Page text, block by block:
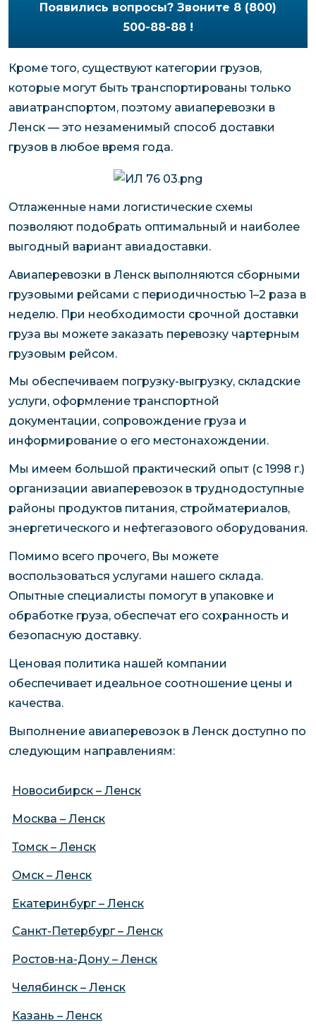
Появились вопросы? Звоните 8 (800)
500-88-88 !
Кроме того, существуют категории грузов,
которые могут быть транспортированы только
авиатранспортом, поэтому авиаперевозки в
Ленск — это незаменимый способ доставки
грузов в любое время года.
Отлаженные нами логистические схемы
позволяют подобрать оптимальный и наиболее
выгодный вариант авиадоставки.
Авиаперевозки в Ленск выполняются сборными
грузовыми рейсами с периодичностью 1–2 раза в
неделю. При необходимости срочной доставки
груза вы можете заказать перевозку чартерным
грузовым рейсом.
Мы обеспечиваем погрузку-выгрузку, складские
услуги, оформление транспортной
документации, сопровождение груза и
информирование о его местонахождении.
Мы имеем большой практический опыт (с 1998 г.)
организации авиаперевозок в труднодоступные
районы продуктов питания, стройматериалов,
энергетического и нефтегазового оборудования.
Помимо всего прочего, Вы можете
воспользоваться услугами нашего склада.
Опытные специалисты помогут в упаковке и
обработке груза, обеспечат его сохранность и
безопасную доставку.
Ценовая политика нашей компании
обеспечивает идеальное соотношение цены и
качества.
Выполнение авиаперевозок в Ленск доступно по
следующим направлениям:
Новосибирск – Ленск
Москва – Ленск
Томск – Ленск
Омск – Ленск
Екатеринбург – Ленск
Санкт-Петербург – Ленск
Ростов-на-Дону – Ленск
Челябинск – Ленск
Казань – Ленск